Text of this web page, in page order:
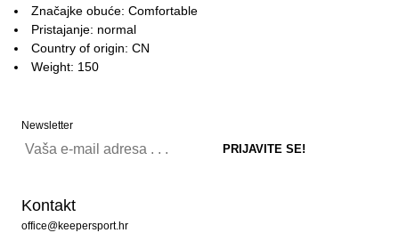
Značajke obuće: Comfortable
Pristajanje: normal
Country of origin: CN
Weight: 150
Newsletter
Kontakt
office@keepersport.hr